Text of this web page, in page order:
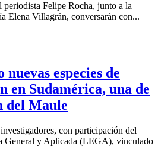
periodista Felipe Rocha, junto a la
Elena Villagrán, conversarán con...
especies de
en Sudamérica, una de
del Maule
con participación del
General y Aplicada (LEGA), vinculado